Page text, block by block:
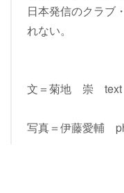
日本発信のクラブ
れない。
文＝菊地 崇 text
写真＝伊藤愛輔